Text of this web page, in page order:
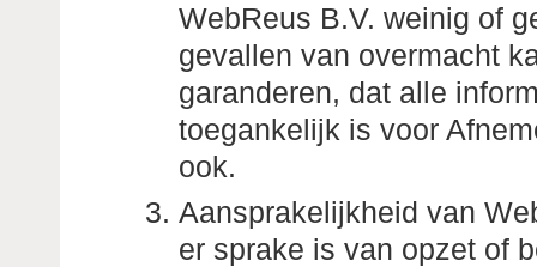
WebReus B.V. weinig of
gevallen van overmacht
garanderen, dat alle
toegankelijk is voor
ook.
Aansprakelijkheid van
er sprake is van opzet of